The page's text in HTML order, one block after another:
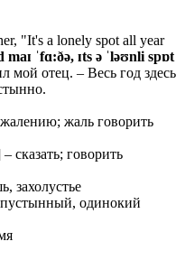
"It's a lonely spot all year
maɪ ˈfɑ:ðə, ɪts ə ˈləʊnli spɒt
мой отец. – Весь год здесь
жаль говорить
– сказать; говорить
захолустье
одинокий